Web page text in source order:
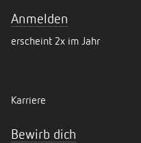
Anmelden
erscheint 2x im Jahr
Karriere
Bewirb dich